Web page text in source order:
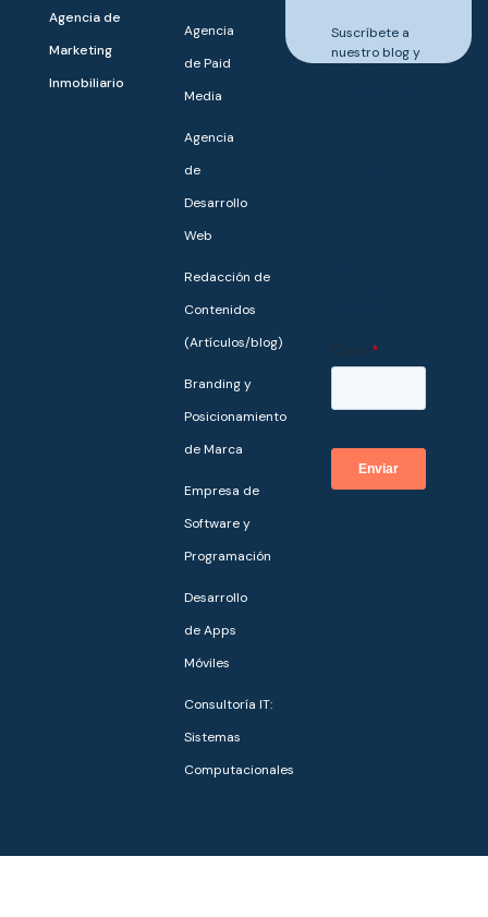
Agencia de
Marketing
Inmobiliario
Agencia
de Paid
Media
Agencia
de
Desarrollo
Web
Redacción de
Contenidos
(Artículos/blog)
Branding y
Posicionamiento
de Marca
Empresa de
Software y
Programación
Desarrollo
de Apps
Móviles
Consultoría IT:
Sistemas
Computacionales
Suscríbete a
nuestro blog y